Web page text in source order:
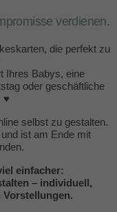
verdienen.
die perfekt zu
Ihres Babys, eine
oder geschäftliche
♥
selbst zu gestalten.
ist am Ende mit
einfacher:
– individuell,
Vorstellungen.